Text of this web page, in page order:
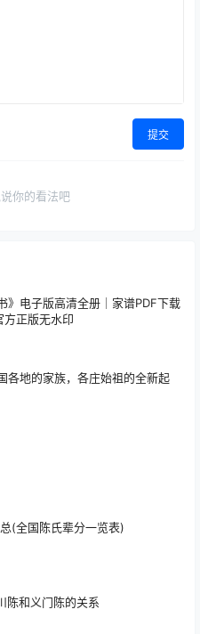
提交
你的看法吧
》电子版高清全册｜家谱PDF下载
方正版无水印
各地的家族，各庄始祖的全新起
(全国陈氏辈分一览表)
陈和义门陈的关系